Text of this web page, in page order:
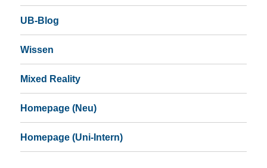
UB-Blog
Wissen
Mixed Reality
Homepage (Neu)
Homepage (Uni-Intern)